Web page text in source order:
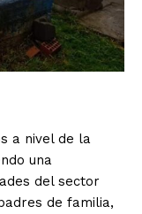
a nivel de la
una
del sector
de familia,